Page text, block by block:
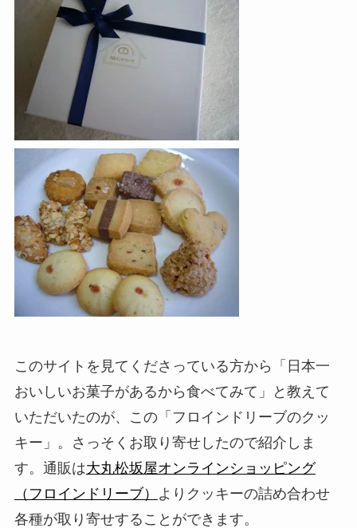
このサイトを見てくださっている方から「日本一
おいしいお菓子があるから食べてみて」と教えて
いただいたのが、この「フロインドリーブのクッ
キー」。さっそくお取り寄せしたので紹介しま
す。通販は大丸松坂屋オンラインショッピング
（フロインドリーブ）
よりクッキーの詰め合わせ
各種が取り寄せすることができます。